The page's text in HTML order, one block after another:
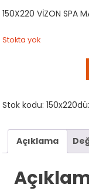
150X220 VİZON SPA
Stokta yok
Stok kodu:
Açıklama